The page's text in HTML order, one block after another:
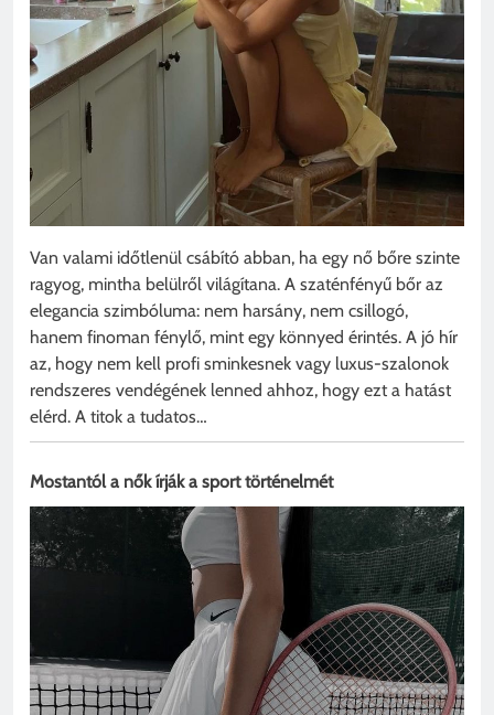
Van valami időtlenül csábító abban, ha egy nő bőre szinte
ragyog, mintha belülről világítana. A szaténfényű bőr az
elegancia szimbóluma: nem harsány, nem csillogó,
hanem finoman fénylő, mint egy könnyed érintés. A jó hír
az, hogy nem kell profi sminkesnek vagy luxus-szalonok
rendszeres vendégének lenned ahhoz, hogy ezt a hatást
elérd. A titok a tudatos…
Mostantól a nők írják a sport történelmét